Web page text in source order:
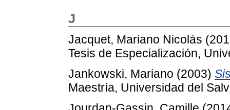
J
Jacquet, Mariano Nicolás
Tesis de Especialización,
Jankowski, Mariano (2003)
Maestría, Universidad del